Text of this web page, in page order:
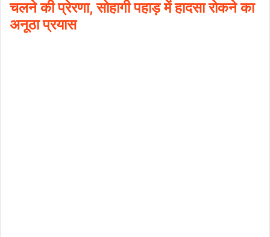
चलने की प्रेरणा, सोहागी पहाड़ में हादसा रोकने का
अनूठा प्रयास